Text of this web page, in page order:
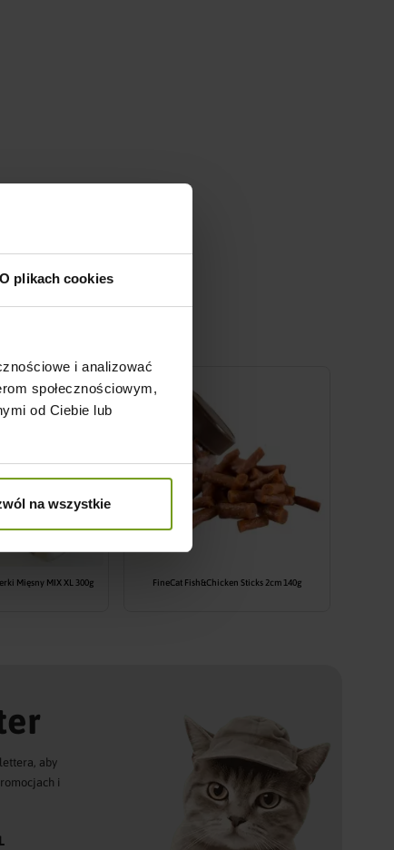
O plikach cookies
i analizować
społecznościowym,
od Ciebie lub
na wszystkie
Mięsny MIX XL 300g FineCat Fish&Chicken Sticks 2cm 140g
aby
i